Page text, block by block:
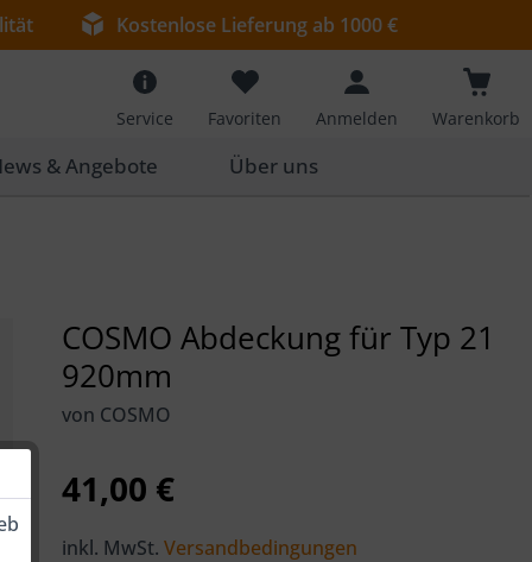
Kostenlose Lieferung ab 1000 €
Service Favoriten Anmelden Warenkorb
& Angebote Über uns
COSMO Abdeckung für Typ 21
920mm
von COSMO
41,00 €
inkl. MwSt.Versandbedingungen